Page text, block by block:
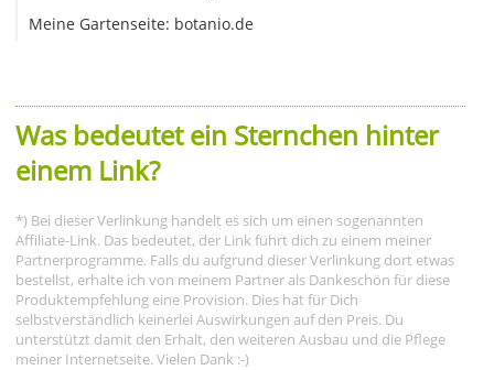
Meine Gartenseite: botanio.de
Was bedeutet ein Sternchen hinter
einem Link?
*) Bei dieser Verlinkung handelt es sich um einen sogenannten
Affiliate-Link. Das bedeutet, der Link führt dich zu einem meiner
Partnerprogramme. Falls du aufgrund dieser Verlinkung dort etwas
bestellst, erhalte ich von meinem Partner als Dankeschön für diese
Produktempfehlung eine Provision. Dies hat für Dich
selbstverständlich keinerlei Auswirkungen auf den Preis. Du
unterstützt damit den Erhalt, den weiteren Ausbau und die Pflege
meiner Internetseite. Vielen Dank :-)